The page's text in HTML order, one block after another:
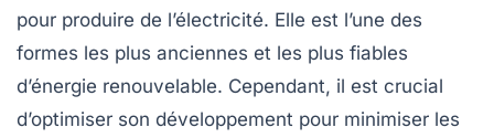
pour produire de l’électricité. Elle est l’une des
formes les plus anciennes et les plus fiables
d’énergie renouvelable. Cependant, il est crucial
d’optimiser son développement pour minimiser les